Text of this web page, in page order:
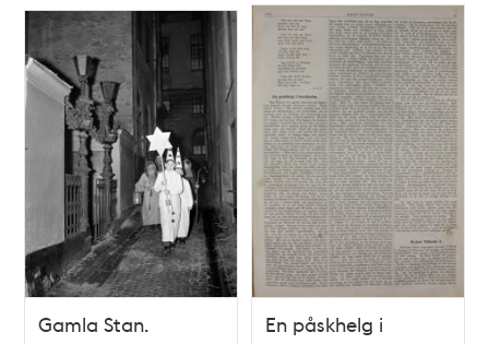
ListaKarta
träffar
Gamla Stan.
En påskhelg i